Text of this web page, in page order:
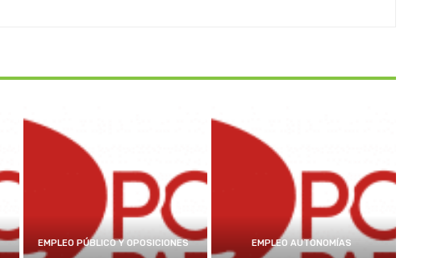
EMPLEO PÚBLICO Y OPOSICIONES EMPLEO AUTONOMÍAS